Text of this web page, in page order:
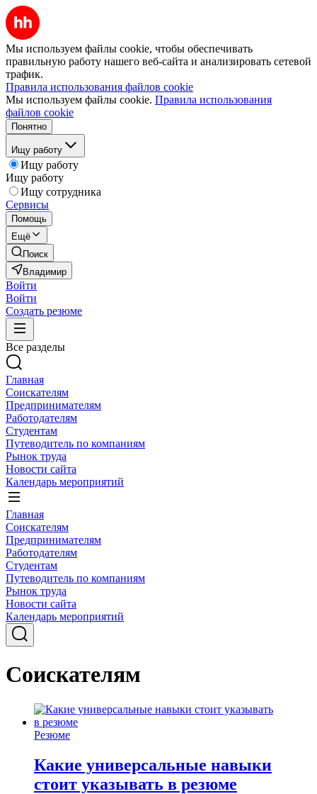
Мы используем файлы cookie, чтобы обеспечивать
правильную работу нашего веб-сайта и анализировать сетевой
трафик.
Правила использования файлов cookie
Мы используем файлы cookie. Правила использования
файлов cookie
Понятно
Ищу работу
Ищу работу
Ищу работу
Ищу сотрудника
Сервисы
Помощь
Ещё
Поиск
Владимир
Войти
Войти
Создать резюме
Все разделы
Главная
Соискателям
Предпринимателям
Работодателям
Студентам
Путеводитель по компаниям
Рынок труда
Новости сайта
Календарь мероприятий
Главная
Соискателям
Предпринимателям
Работодателям
Студентам
Путеводитель по компаниям
Рынок труда
Новости сайта
Календарь мероприятий
Соискателям
Резюме
Какие универсальные навыки
стоит указывать в резюме